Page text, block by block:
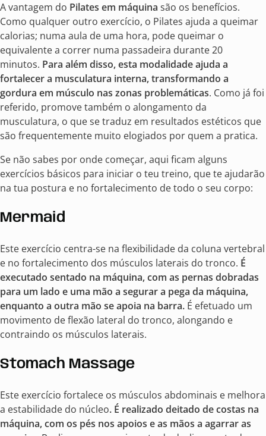
A vantagem do Pilates em máquina são os benefícios.
Como qualquer outro exercício, o Pilates ajuda a queimar
calorias; numa aula de uma hora, pode queimar o
equivalente a correr numa passadeira durante 20
minutos. Para além disso, esta modalidade ajuda a
fortalecer a musculatura interna, transformando a
gordura em músculo nas zonas problemáticas. Como já foi
referido, promove também o alongamento da
musculatura, o que se traduz em resultados estéticos que
são frequentemente muito elogiados por quem a pratica.
Se não sabes por onde começar, aqui ficam alguns
exercícios básicos para iniciar o teu treino, que te ajudarão
na tua postura e no fortalecimento de todo o seu corpo:
Mermaid
Este exercício centra-se na flexibilidade da coluna vertebral
e no fortalecimento dos músculos laterais do tronco. É
executado sentado na máquina, com as pernas dobradas
para um lado e uma mão a segurar a pega da máquina,
enquanto a outra mão se apoia na barra. É efetuado um
movimento de flexão lateral do tronco, alongando e
contraindo os músculos laterais.
Stomach Massage
Este exercício fortalece os músculos abdominais e melhora
a estabilidade do núcleo. É realizado deitado de costas na
máquina, com os pés nos apoios e as mãos a agarrar as